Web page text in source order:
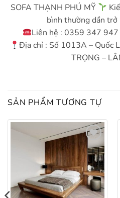
SOFA THẠNH PHÚ MỸ
bình thường dần trở
Liên hệ : 0359 347 947
Địa chỉ : Số 1013A – Quốc
TRỌNG –
SẢN PHẨM TƯƠNG TỰ
Add to
wishlist